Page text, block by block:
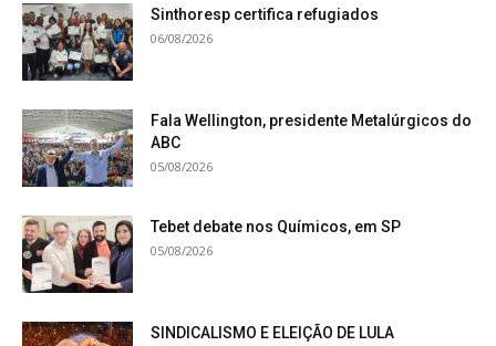
Sinthoresp certifica refugiados
06/08/2026
Fala Wellington, presidente Metalúrgicos do
ABC
05/08/2026
Tebet debate nos Químicos, em SP
05/08/2026
SINDICALISMO E ELEIÇÃO DE LULA